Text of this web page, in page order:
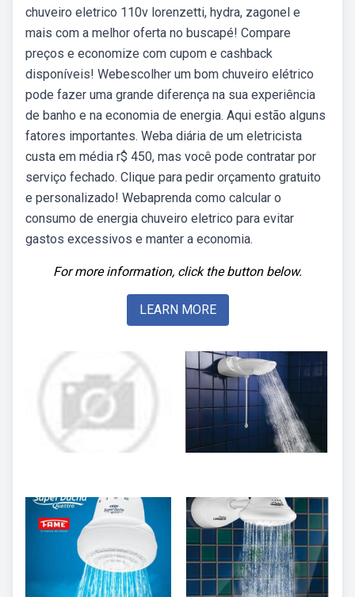
chuveiro eletrico 110v lorenzetti, hydra, zagonel e
mais com a melhor oferta no buscapé! Compare
preços e economize com cupom e cashback
disponíveis! Webescolher um bom chuveiro elétrico
pode fazer uma grande diferença na sua experiência
de banho e na economia de energia. Aqui estão alguns
fatores importantes. Weba diária de um eletricista
custa em média r$ 450, mas você pode contratar por
serviço fechado. Clique para pedir orçamento gratuito
e personalizado! Webaprenda como calcular o
consumo de energia chuveiro eletrico para evitar
gastos excessivos e manter a economia.
For more information, click the button below.
LEARN MORE